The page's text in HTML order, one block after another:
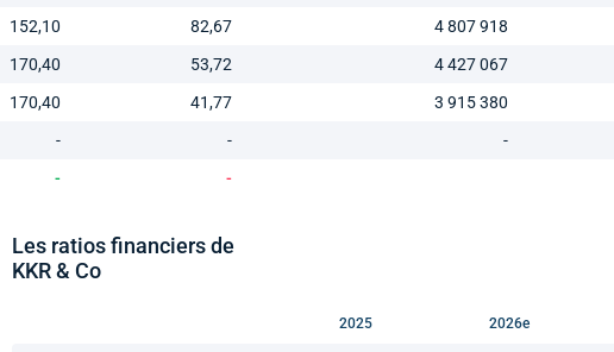
152,10 82,67 4 807 918
170,40 53,72 4 427 067
170,40 41,77 3 915 380
- - -
- -
Les ratios financiers de
KKR & Co
2025 2026e